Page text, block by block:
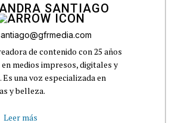
SANTIAGO
de contenido con 25 años
en medios impresos, digitales y
Es una voz especializada en
y belleza.
Leer más